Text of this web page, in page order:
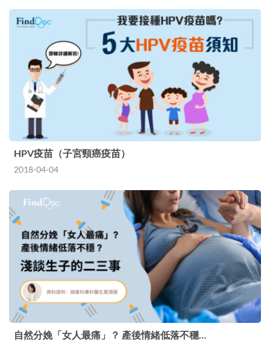
HPV疫苗（子宮頸癌疫苗）
2018-04-04
自然分娩「女人最痛」？ 產後情緒低落不穩…